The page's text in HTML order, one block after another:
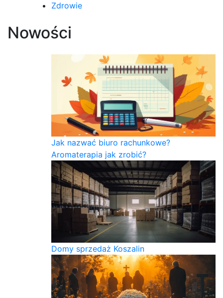
Zdrowie
Nowości
Jak nazwać biuro rachunkowe?
Aromaterapia jak zrobić?
Domy sprzedaż Koszalin